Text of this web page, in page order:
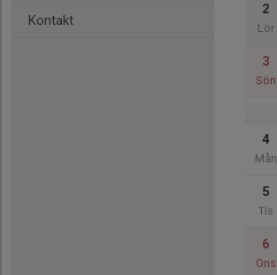
Kontakt
2
Lör
3
Sön
4
Mån
5
Tis
6
Ons